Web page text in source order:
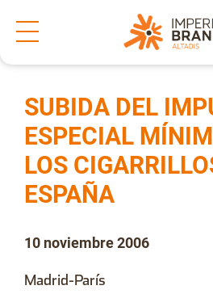
Nuestras Marcas
Inicio Notas de prensa
SUBIDA DEL
ESPECIAL
LOS
ESPAÑA
10 noviembre 2006
Madrid-París